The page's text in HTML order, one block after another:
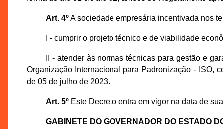
Art. 4ºA sociedade empresária incentivada nos
I - cumprir o projeto técnico e de viabilidade
II - atender às normas técnicas para gestão e
Organização Internacional para Padronização - ISO,
de 05 de julho de 2023.
Art. 5ºEste Decreto entra em vigor na data de
GABINETE DO GOVERNADOR DO ESTADO